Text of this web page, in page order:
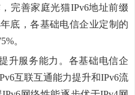
完善家庭光猫IPv6地址前缀
底，各基础电信企业定制的
。
升服务能力。 各基础电信企
互联互通能力提升和IPv6流